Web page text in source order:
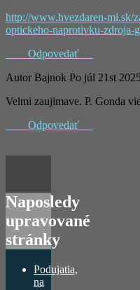
http://www.hvezdaren-mi.sk/
optickeho-naprotivku-zdroja-
Odpovedať
Autor Bajnok Po júl 21st
Velmi zaujimave. P. Gonda
Odpovedať
Naposledy
upravované
stránky
Podujatia,
na